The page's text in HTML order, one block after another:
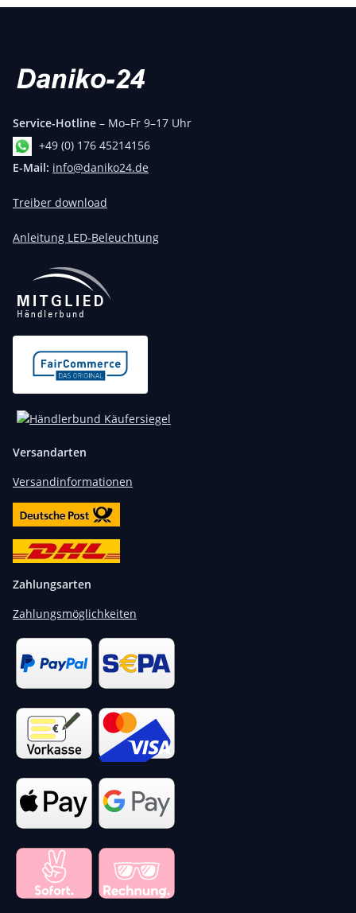
Service-Hotline – Mo–Fr 9–17 Uhr
+49 (0) 176 45214156
E-Mail: info@daniko24.de
Treiber download
Anleitung LED-Beleuchtung
Versandarten
Versandinformationen
Zahlungsarten
Zahlungsmöglichkeiten